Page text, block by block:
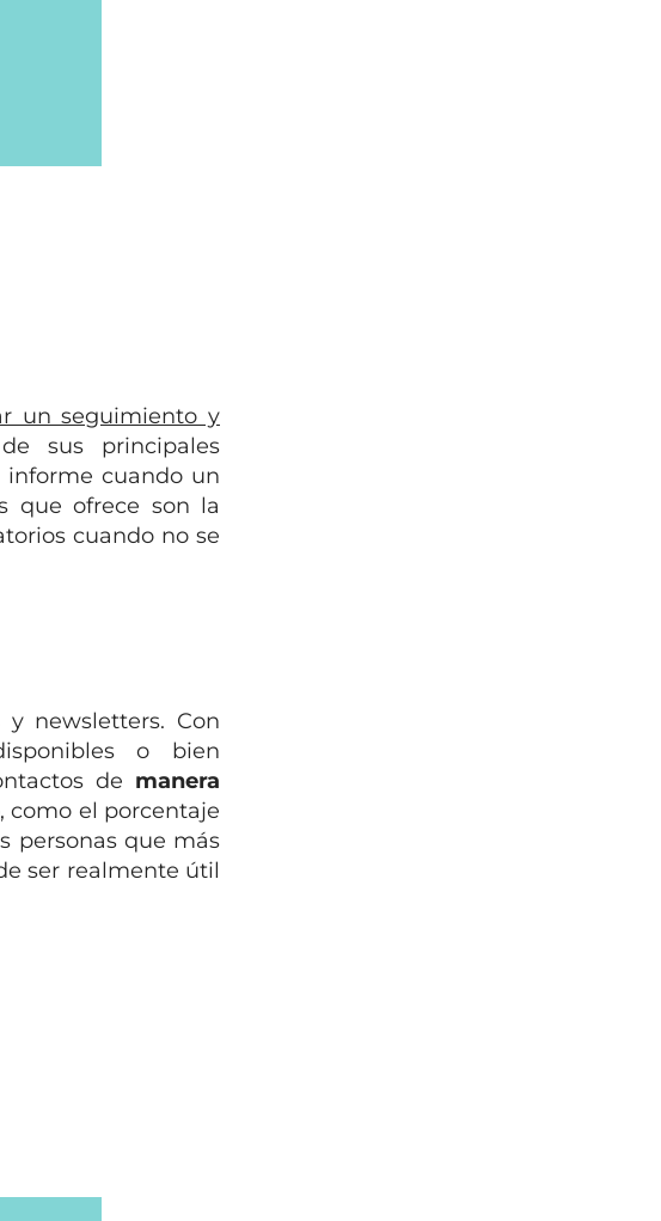
un seguimiento y
sus principales
informe cuando un
que ofrece son la
cuando no se
newsletters. Con
o bien
de manera
como el porcentaje
personas que más
ser realmente útil